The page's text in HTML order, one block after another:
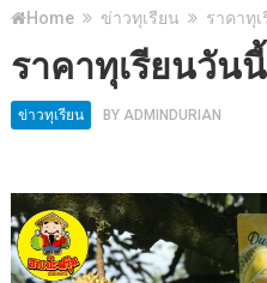
Home ข่าวทุเรียน ราคาทุ
ราคาทุเรียนวัน
ข่าวทุเรียน BY ADMINDURIAN